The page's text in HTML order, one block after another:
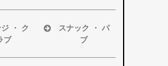
市
市
市
市
浜松市
磐田市
袋井市
掛川市
・ ク
ブ
市
スナック ・ パ
ブ
浜松市